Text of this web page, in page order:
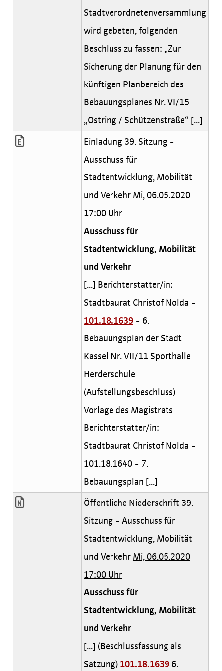
Stadtverordnetenversammlung
wird gebeten, folgenden
Beschluss zu fassen: „Zur
Sicherung der Planung für den
künftigen Planbereich des
Bebauungsplanes Nr. VI/15
„Ostring / Schützenstraße“ [...]
Einladung 39. Sitzung -
Ausschuss für
Stadtentwicklung, Mobilität
und Verkehr Mi, 06.05.2020
17:00 Uhr
Ausschuss für
Stadtentwicklung, Mobilität
und Verkehr
[...] Berichterstatter/in:
Stadtbaurat Christof Nolda -
101.18.1639- 6.
Bebauungsplan der Stadt
Kassel Nr. VII/11 Sporthalle
Herderschule
(Aufstellungsbeschluss)
Vorlage des Magistrats
Berichterstatter/in:
Stadtbaurat Christof Nolda -
101.18.1640 - 7.
Bebauungsplan [...]
Öffentliche Niederschrift 39.
Sitzung - Ausschuss für
Stadtentwicklung, Mobilität
und Verkehr Mi, 06.05.2020
17:00 Uhr
Ausschuss für
Stadtentwicklung, Mobilität
und Verkehr
[...] (Beschlussfassung als
Satzung) 101.18.16396.